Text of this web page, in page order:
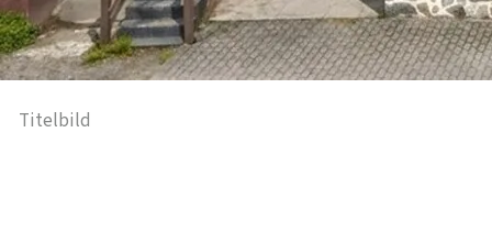
Titelbild